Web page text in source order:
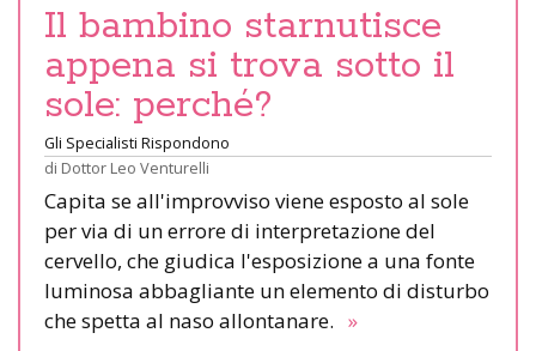
Il bambino starnutisce
appena si trova sotto il
sole: perché?
Gli Specialisti Rispondono
di Dottor Leo Venturelli
Capita se all'improvviso viene esposto al sole
per via di un errore di interpretazione del
cervello, che giudica l'esposizione a una fonte
luminosa abbagliante un elemento di disturbo
che spetta al naso allontanare. »